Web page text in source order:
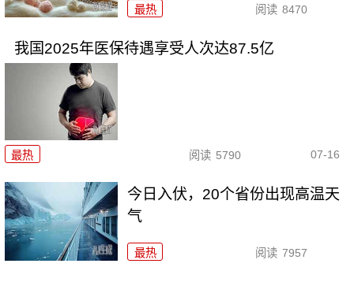
最热 阅读 8470
我国2025年医保待遇享受人次达87.5亿
最热 阅读 5790 07-16
今日入伏，20个省份出现高温天
气
最热 阅读 7957